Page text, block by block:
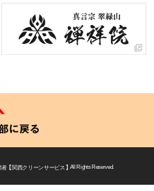
に戻る
【 関西クリーンサービス 】 All Rights Reserved.